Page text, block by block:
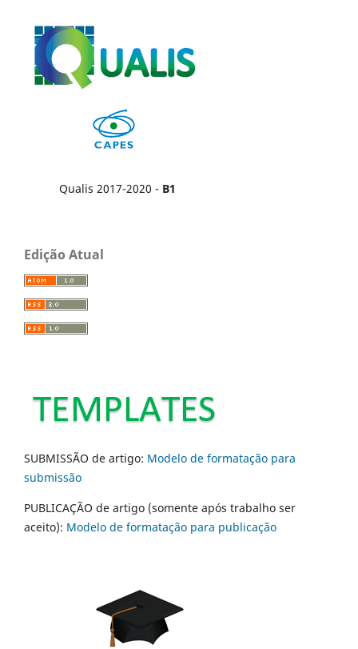
Qualis 2017-2020 - B1
Edição Atual
SUBMISSÃO de artigo: Modelo de formatação para
submissão
PUBLICAÇÃO de artigo (somente após trabalho ser
aceito): Modelo de formatação para publicação